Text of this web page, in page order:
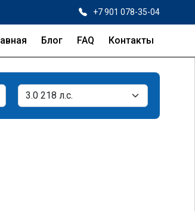
+7 901 078-35-04
Блог FAQ Контакты